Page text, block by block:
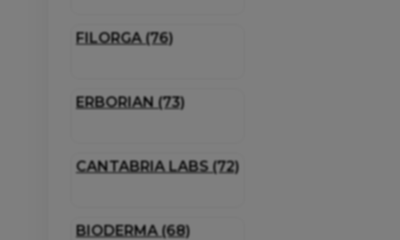
FILORGA (76)
ERBORIAN (73)
CANTABRIA LABS (72)
BIODERMA (68)